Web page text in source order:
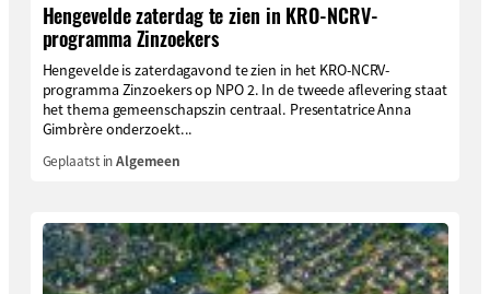
Hengevelde zaterdag te zien in KRO-NCRV-
programma Zinzoekers
Hengevelde is zaterdagavond te zien in het KRO-NCRV-
programma Zinzoekers op NPO 2. In de tweede aflevering staat
het thema gemeenschapszin centraal. Presentatrice Anna
Gimbrère onderzoekt...
Geplaatst inAlgemeen